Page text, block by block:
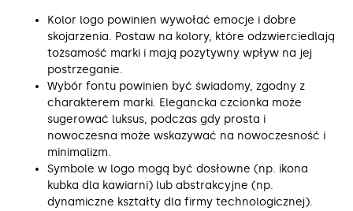
Kolor logo powinien wywołać emocje i dobre
skojarzenia. Postaw na kolory, które odzwierciedlają
tożsamość marki i mają pozytywny wpływ na jej
postrzeganie.
Wybór fontu powinien być świadomy, zgodny z
charakterem marki. Elegancka czcionka może
sugerować luksus, podczas gdy prosta i
nowoczesna może wskazywać na nowoczesność i
minimalizm.
Symbole w logo mogą być dosłowne (np. ikona
kubka dla kawiarni) lub abstrakcyjne (np.
dynamiczne kształty dla firmy technologicznej).